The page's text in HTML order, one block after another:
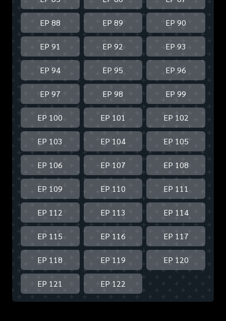
EP 88 EP 89 EP 90
EP 91 EP 92 EP 93
EP 94 EP 95 EP 96
EP 97 EP 98 EP 99
EP 100 EP 101 EP 102
EP 103 EP 104 EP 105
EP 106 EP 107 EP 108
EP 109 EP 110 EP 111
EP 112 EP 113 EP 114
EP 115 EP 116 EP 117
EP 118 EP 119 EP 120
EP 121 EP 122